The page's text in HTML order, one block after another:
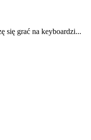
się grać na keyboardzi...